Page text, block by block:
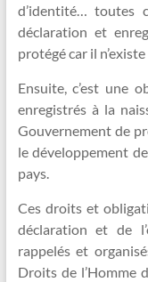
d’identité… toutes
déclaration et
protégé car il
Ensuite, c’est une
enregistrés à la
Gouvernement de
le développement
pays.
Ces droits et
déclaration et de
rappelés et
Droits de l’Homme